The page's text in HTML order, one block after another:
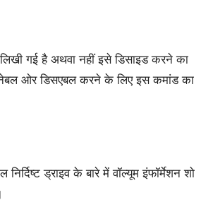
गई है अथवा नहीं इसे डिसाइड करने का
ओर डिसएबल करने के लिए इस कमांड का
ड्राइव के बारे में वॉल्यूम इंफॉर्मेशन शो